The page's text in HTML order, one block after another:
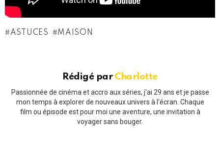
ASTUCES MAISON
Rédigé par Charlotte
Passionnée de cinéma et accro aux séries, j'ai 29 ans et je passe
mon temps à explorer de nouveaux univers à l'écran. Chaque
film ou épisode est pour moi une aventure, une invitation à
voyager sans bouger.